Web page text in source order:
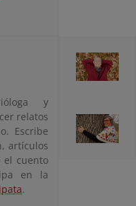
y
relatos
Escribe
artículos
el cuento
en la
.